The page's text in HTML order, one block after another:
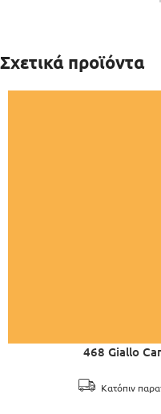
Σχετικά προϊόντα
468 Giallo
Κατόπιν